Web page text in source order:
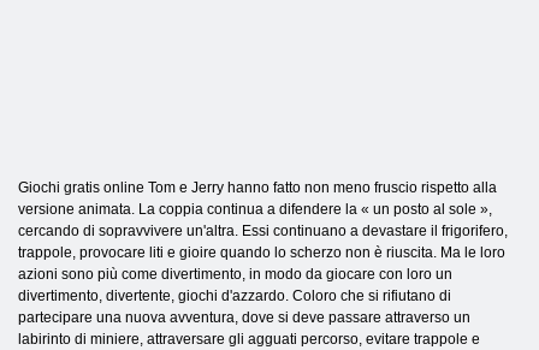
Giochi gratis online Tom e Jerry hanno fatto non meno fruscio rispetto alla
versione animata. La coppia continua a difendere la « un posto al sole »,
cercando di sopravvivere un'altra. Essi continuano a devastare il frigorifero,
trappole, provocare liti e gioire quando lo scherzo non è riuscita. Ma le loro
azioni sono più come divertimento, in modo da giocare con loro un
divertimento, divertente, giochi d'azzardo. Coloro che si rifiutano di
partecipare una nuova avventura, dove si deve passare attraverso un
labirinto di miniere, attraversare gli agguati percorso, evitare trappole e